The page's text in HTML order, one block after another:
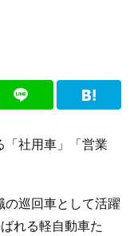
「社用車」「営業
の巡回車として活躍
れる軽自動車た